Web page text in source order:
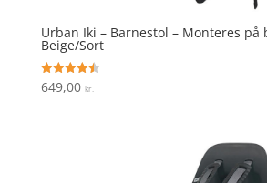
Urban Iki – Barnestol – Monteres på
Beige/Sort
Vurderet
4.5
649,00 kr.